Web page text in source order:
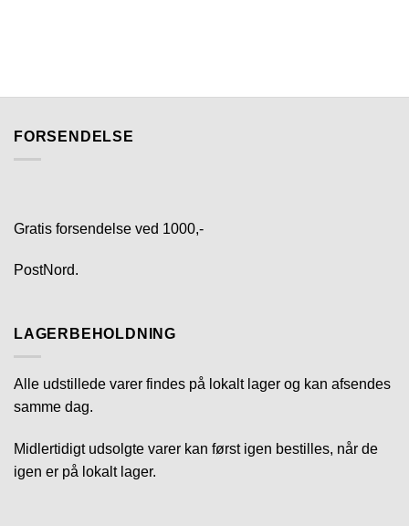
FORSENDELSE
Gratis forsendelse ved 1000,-
PostNord.
LAGERBEHOLDNING
Alle udstillede varer findes på lokalt lager og kan afsendes
samme dag.
Midlertidigt udsolgte varer kan først igen bestilles, når de
igen er på lokalt lager.